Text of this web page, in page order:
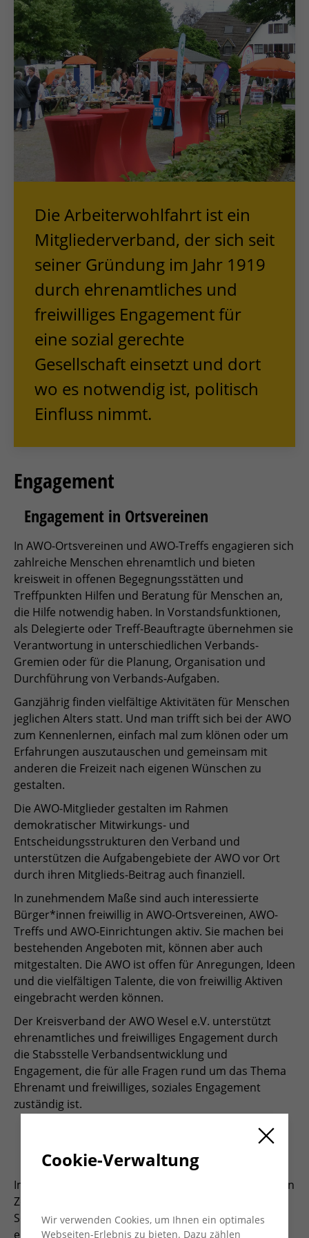
Die Arbeiterwohlfahrt ist ein
Mitgliederverband, der sich seit
seiner Gründung im Jahr 1919
durch ehrenamtliches und
freiwilliges Engagement für
eine sozial gerechte
Gesellschaft einsetzt und dort
wo es notwendig ist, politisch
Einfluss nimmt.
Engagement
Engagement in Ortsvereinen
In AWO-Ortsvereinen und AWO-Treffs engagieren sich
zahlreiche Menschen ehrenamtlich und bieten
kreisweit in offenen Begegnungsstätten und
Treffpunkten Hilfen und Beratung für Menschen an,
die Hilfe notwendig haben. In Vorstandsfunktionen,
als Delegierte oder Treff-Beauftragte übernehmen sie
Verantwortung in unterschiedlichen Verbands-
Gremien oder für die Planung, Organisation und
Durchführung von Verbands-Aufgaben.
Ganzjährig finden vielfältige Aktivitäten für Menschen
jeglichen Alters statt. Und man trifft sich bei der AWO
zum Kennenlernen, einfach mal zum klönen oder um
Erfahrungen auszutauschen und gemeinsam mit
anderen die Freizeit nach eigenen Wünschen zu
gestalten.
Die AWO-Mitglieder gestalten im Rahmen
demokratischer Mitwirkungs- und
Entscheidungsstrukturen den Verband und
unterstützen die Aufgabengebiete der AWO vor Ort
durch ihren Mitglieds-Beitrag auch finanziell.
In zunehmendem Maße sind auch interessierte
Bürger*innen freiwillig in AWO-Ortsvereinen, AWO-
Treffs und AWO-Einrichtungen aktiv. Sie machen bei
bestehenden Angeboten mit, können aber auch
mitgestalten. Die AWO ist offen für Anregungen, Ideen
und die vielfältigen Talente, die von freiwillig Aktiven
eingebracht werden können.
Der Kreisverband der AWO Wesel e.V. unterstützt
ehrenamtliches und freiwilliges Engagement durch
die Stabsstelle Verbandsentwicklung und
Engagement, die für alle Fragen rund um das Thema
Ehrenamt und freiwilliges, soziales Engagement
zuständig ist.
ehrenamtlich engagieren
Immer mehr Menschen engagieren sich in ihrer freien
Zeit für den Kindergarten, im Jugendzentrum, beim
Sommerfest des Senior*innenwohnheims oder für
eine hilfsbedürftige Familie in der Nachbarschaft.
Cookie-Verwaltung
Wir verwenden Cookies, um Ihnen ein optimales
Webseiten-Erlebnis zu bieten. Dazu zählen